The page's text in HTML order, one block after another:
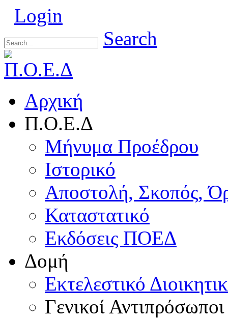
Login
Search
Αρχική
Π.Ο.Ε.Δ
Μήνυμα Προέδρου
Ιστορικό
Αποστολή, Σκοπός,
Καταστατικό
Εκδόσεις ΠΟΕΔ
Δομή
Εκτελεστικό
Γενικοί Αντιπρόσωποι